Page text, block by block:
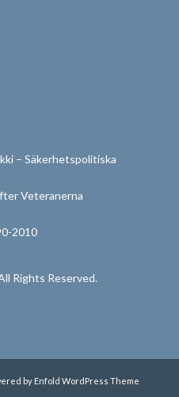
– Säkerhetspolitiska
Veteranerna
2010
Rights Reserved.
by Enfold WordPress Theme